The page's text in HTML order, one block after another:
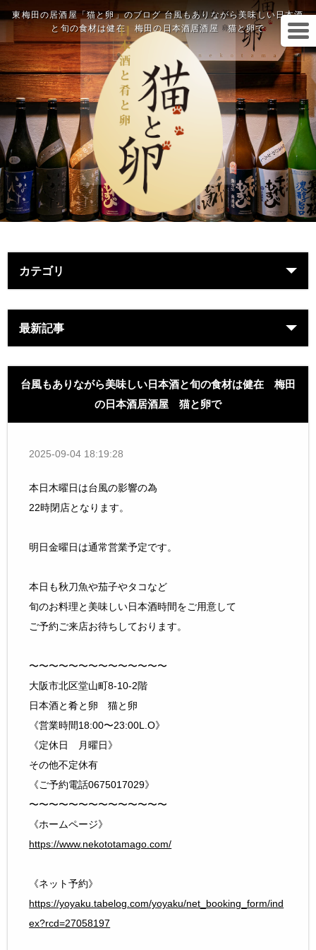
東梅田の居酒屋「猫と卵」のブログ 台風もありながら美味しい日本酒
と旬の食材は健在 梅田の日本酒居酒屋 猫と卵で
カテゴリ
最新記事
台風もありながら美味しい日本酒と旬の食材は健在 梅田
の日本酒居酒屋 猫と卵で
2025-09-04 18:19:28
本日木曜日は台風の影響の為
22時閉店となります。
明日金曜日は通常営業予定です。
本日も秋刀魚や茄子やタコなど
旬のお料理と美味しい日本酒時間をご用意して
ご予約ご来店お待ちしております。
〜〜〜〜〜〜〜〜〜〜〜〜〜〜
大阪市北区堂山町8-10-2階
日本酒と肴と卵 猫と卵
《営業時間18:00〜23:00L.O》
《定休日 月曜日》
その他不定休有
《ご予約電話0675017029》
〜〜〜〜〜〜〜〜〜〜〜〜〜〜
《ホームページ》
https://www.nekototamago.com/
《ネット予約》
https://yoyaku.tabelog.com/yoyaku/net_booking_form/ind
ex?rcd=27058197